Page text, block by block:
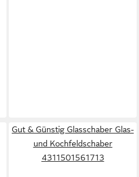
Gut & Günstig Glasschaber Glas-
und Kochfeldschaber
4311501561713